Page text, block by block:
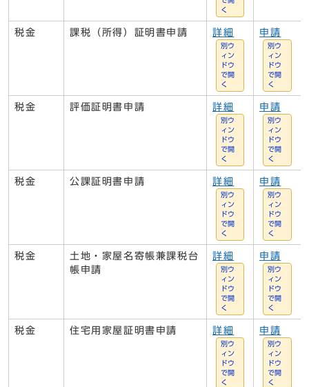
く
税金 課税（所得）証明書申請 詳細
別ウ
ィン
ドウ
で開
く
申請
別ウ
ィン
ドウ
で開
く
税金 評価証明書申請 詳細
別ウ
ィン
ドウ
で開
く
申請
別ウ
ィン
ドウ
で開
く
税金 公課証明書申請 詳細
別ウ
ィン
ドウ
で開
く
申請
別ウ
ィン
ドウ
で開
く
税金
土地・家屋名寄帳兼課税台
帳申請
詳細
別ウ
ィン
ドウ
で開
く
申請
別ウ
ィン
ドウ
で開
く
税金 住宅用家屋証明書申請 詳細
別ウ
ィン
ドウ
で開
く
申請
別ウ
ィン
ドウ
で開
く